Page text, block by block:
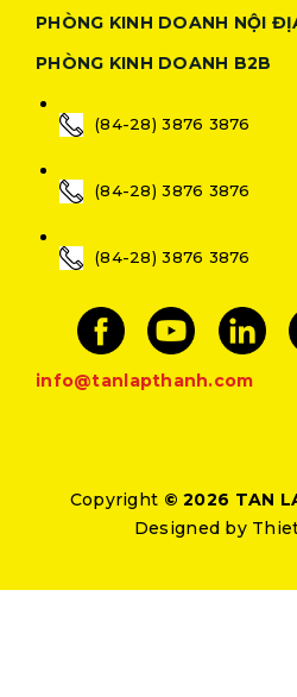
PHÒNG KINH DOANH NỘI
PHÒNG KINH DOANH B2B
(84-28) 3876 3876
(84-28) 3876 3876
(84-28) 3876 3876
info@tanlapthanh.com
Copyright © 2026 TAN
Designed by